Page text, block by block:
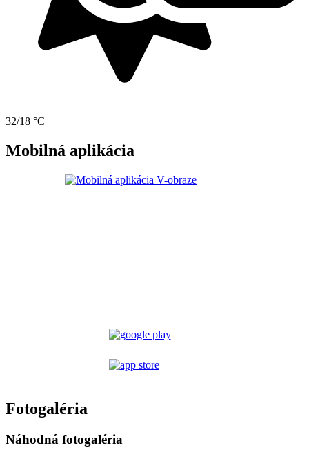
32/18 °C
Mobilná aplikácia
Fotogaléria
Náhodná fotogaléria